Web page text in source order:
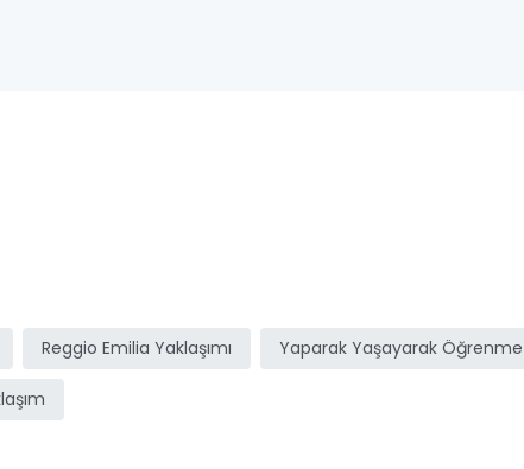
Reggio Emilia Yaklaşımı Yaparak Yaşayarak Öğrenme